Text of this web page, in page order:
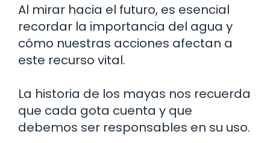
Al mirar hacia el futuro, es esencial
recordar la importancia del agua y
cómo nuestras acciones afectan a
este recurso vital.
La historia de los mayas nos recuerda
que cada gota cuenta y que
debemos ser responsables en su uso.